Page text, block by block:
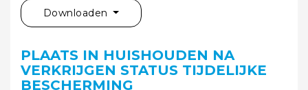
Downloaden
PLAATS IN HUISHOUDEN NA
VERKRIJGEN STATUS TIJDELIJKE
BESCHERMING